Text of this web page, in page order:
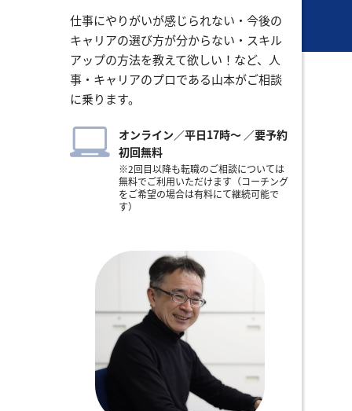
仕事にやりがいが感じられない・今後の
キャリアの選び方が分からない・スキル
アップの方法を教えて欲しい！など、人
事・キャリアのプロである山本がご相談
に乗ります。
オンライン／平日17時〜 ／要予約
初回無料
※2回目以降も転職のご相談については
無料でご利用いただけます（コーチング
をご希望の場合は有料にて継続可能で
す）